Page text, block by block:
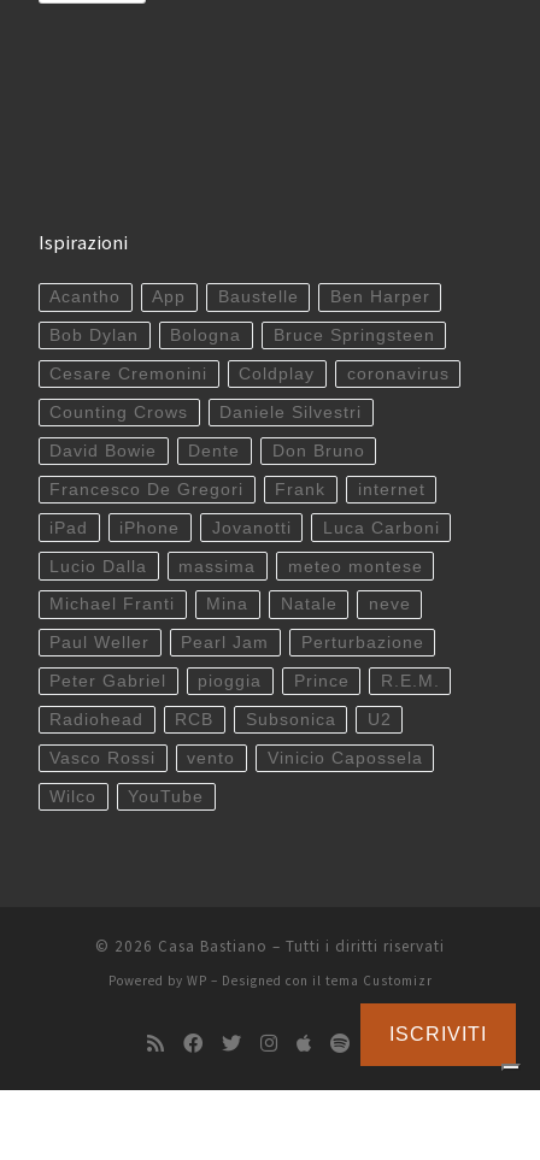
Ispirazioni
Acantho App Baustelle Ben Harper
Bob Dylan Bologna Bruce Springsteen
Cesare Cremonini Coldplay coronavirus
Counting Crows Daniele Silvestri
David Bowie Dente Don Bruno
Francesco De Gregori Frank internet
iPad iPhone Jovanotti Luca Carboni
Lucio Dalla massima meteo montese
Michael Franti Mina Natale neve
Paul Weller Pearl Jam Perturbazione
Peter Gabriel pioggia Prince R.E.M.
Radiohead RCB Subsonica U2
Vasco Rossi vento Vinicio Capossela
Wilco YouTube
© 2026 Casa Bastiano – Tutti i diritti riservati
Powered by WP – Designed con il tema Customizr
ISCRIVITI